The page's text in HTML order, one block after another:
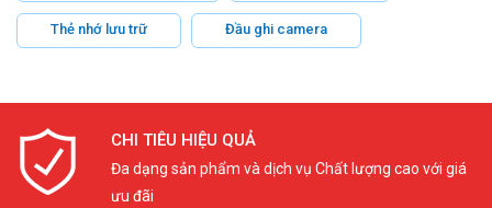
Thẻ nhớ lưu trữ Đầu ghi camera
CHI TIÊU HIỆU QUẢ
Đa dạng sản phẩm và dịch vụ Chất lượng cao với giá
ưu đãi